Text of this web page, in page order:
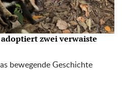
zwei verwaiste
bewegende Geschichte